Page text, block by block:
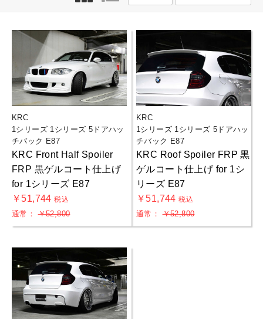
KRC
1シリーズ 1シリーズ 5ドアハッ
チバック E87
KRC Front Half Spoiler
FRP 黒ゲルコート仕上げ
for 1シリーズ E87
￥51,744税込
通常：￥52,800
KRC
1シリーズ 1シリーズ 5ドアハッ
チバック E87
KRC Roof Spoiler FRP 黒
ゲルコート仕上げ for 1シ
リーズ E87
￥51,744税込
通常：￥52,800